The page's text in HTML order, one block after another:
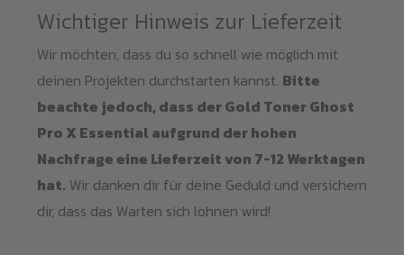
Wichtiger Hinweis zur Lieferzeit
Wir möchten, dass du so schnell wie möglich mit
deinen Projekten durchstarten kannst. Bitte
beachte jedoch, dass der Gold Toner Ghost
Pro X Essential aufgrund der hohen
Nachfrage eine Lieferzeit von 7-12 Werktagen
hat. Wir danken dir für deine Geduld und versichern
dir, dass das Warten sich lohnen wird!